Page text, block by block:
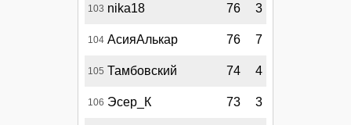
103 nika18 76 3
104 АсияАлькар 76 7
105 Тамбовский 74 4
106 Эсер_К 73 3